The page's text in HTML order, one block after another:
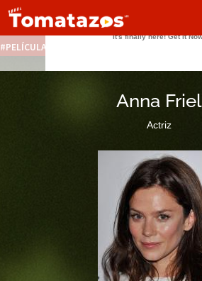
PELÍCULAS STREAMING GRATIS
Anna Friel
Actriz